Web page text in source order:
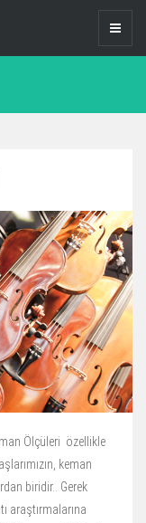
Ölçüleri özellikle
keman
biridir.. Gerek
araştırmalarına